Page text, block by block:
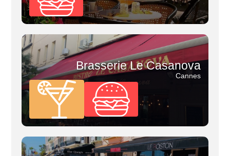
Brasserie Le Casanova
Cannes